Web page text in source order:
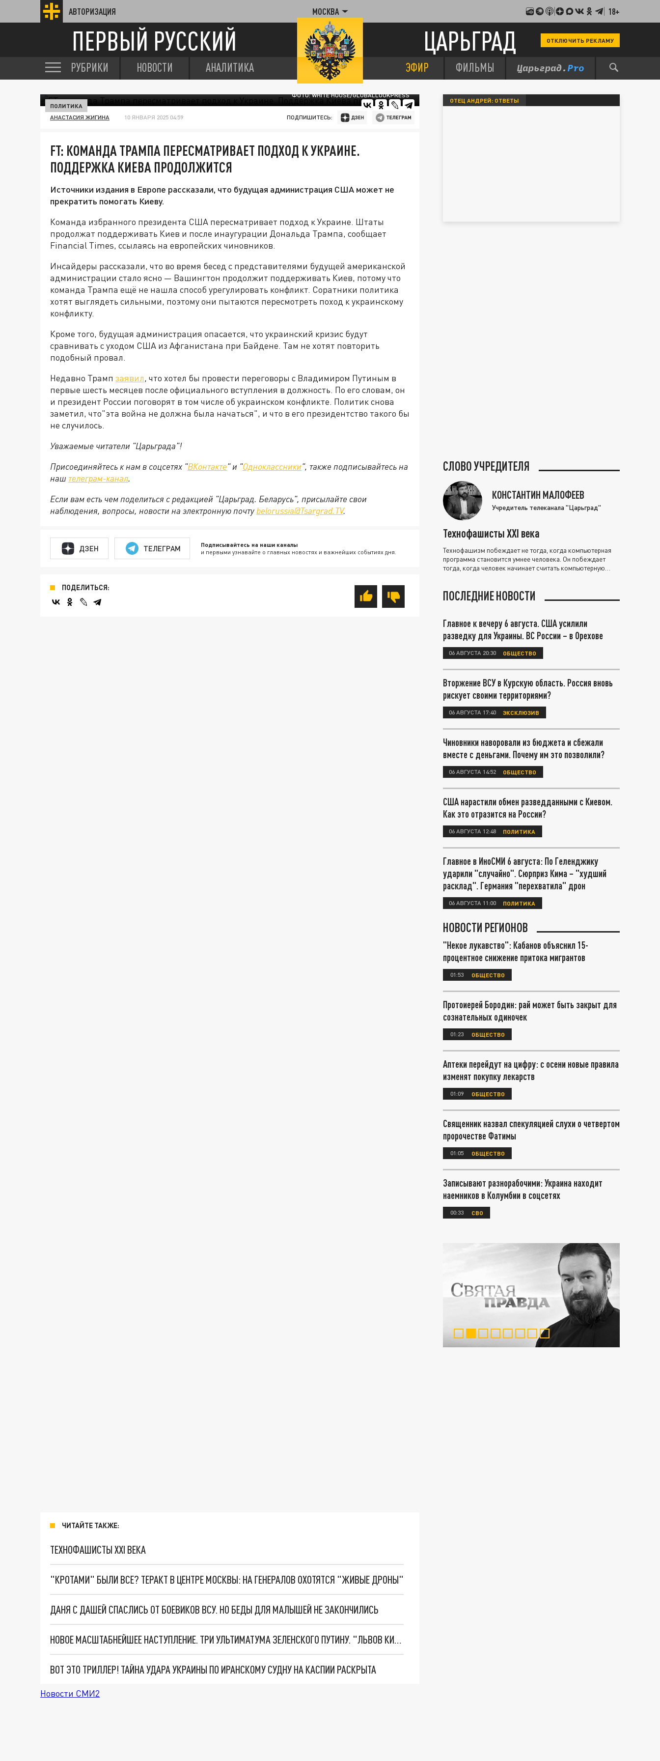
АВТОРИЗАЦИЯ МОСКВА 18+
ПЕРВЫЙ РУССКИЙ ЦАРЬГРАД ОТКЛЮЧИТЬ РЕКЛАМУ
РУБРИКИ НОВОСТИ АНАЛИТИКА ЭФИР ФИЛЬМЫ
ФОТО: WHITE HOUSE/GLOBALLOOKPRESS
ПОЛИТИКА
АНАСТАСИЯ ЖИГИНА 10 ЯНВАРЯ 2025 04:59 ПОДПИШИТЕСЬ:
FT: КОМАНДА ТРАМПА ПЕРЕСМАТРИВАЕТ ПОДХОД К УКРАИНЕ.
ПОДДЕРЖКА КИЕВА ПРОДОЛЖИТСЯ
Источники издания в Европе рассказали, что будущая администрация США может не
прекратить помогать Киеву.
Команда избранного президента США пересматривает подход к Украине. Штаты
продолжат поддерживать Киев и после инаугурации Дональда Трампа, сообщает
Financial Times, ссылаясь на европейских чиновников.
Инсайдеры рассказали, что во время бесед с представителями будущей американской
администрации стало ясно — Вашингтон продолжит поддерживать Киев, потому что
команда Трампа ещё не нашла способ урегулировать конфликт. Соратники политика
хотят выглядеть сильными, поэтому они пытаются пересмотреть поход к украинскому
конфликту.
Кроме того, будущая администрация опасается, что украинский кризис будут
сравнивать с уходом США из Афганистана при Байдене. Там не хотят повторить
подобный провал.
Недавно Трамп заявил, что хотел бы провести переговоры с Владимиром Путиным в
первые шесть месяцев после официального вступления в должность. По его словам, он
и президент России поговорят в том числе об украинском конфликте. Политик снова
заметил, что"эта война не должна была начаться", и что в его президентство такого бы
не случилось.
Уважаемые читатели "Царьграда"!
Присоединяйтесь к нам в соцсетях "ВКонтакте" и "Одноклассники", также подписывайтесь на
наш телеграм-канал.
Если вам есть чем поделиться с редакцией "Царьград. Беларусь", присылайте свои
наблюдения, вопросы, новости на электронную почту belorussia@Tsargrad.TV.
ДЗЕН ТЕЛЕГРАМ Подписывайтесь на наши каналы
и первыми узнавайте о главных новостях и важнейших событиях дня.
ПОДЕЛИТЬСЯ:
ЧИТАЙТЕ ТАКЖЕ:
ТЕХНОФАШИСТЫ XXI ВЕКА
"КРОТАМИ" БЫЛИ ВСЕ? ТЕРАКТ В ЦЕНТРЕ МОСКВЫ: НА ГЕНЕРАЛОВ ОХОТЯТСЯ "ЖИВЫЕ ДРОНЫ"
ДАНЯ С ДАШЕЙ СПАСЛИСЬ ОТ БОЕВИКОВ ВСУ. НО БЕДЫ ДЛЯ МАЛЫШЕЙ НЕ ЗАКОНЧИЛИСЬ
НОВОЕ МАСШТАБНЕЙШЕЕ НАСТУПЛЕНИЕ. ТРИ УЛЬТИМАТУМА ЗЕЛЕНСКОГО ПУТИНУ. "ЛЬВОВ КИМА" ПОСТАВЯТ НА ПВО? ГЛОБАЛЬНЫЙ ПРОРЫВ ПОД ЗАПОРОЖЬЕМ
ВОТ ЭТО ТРИЛЛЕР! ТАЙНА УДАРА УКРАИНЫ ПО ИРАНСКОМУ СУДНУ НА КАСПИИ РАСКРЫТА
Новости СМИ2
ОТЕЦ АНДРЕЙ: ОТВЕТЫ
СЛОВО УЧРЕДИТЕЛЯ
КОНСТАНТИН МАЛОФЕЕВ
Учредитель телеканала "Царьград"
Технофашисты XXI века
Технофашизм побеждает не тогда, когда компьютерная
программа становится умнее человека. Он побеждает
тогда, когда человек начинает считать компьютерную
ПОСЛЕДНИЕ НОВОСТИ
Главное к вечеру 6 августа. США усилили
разведку для Украины. ВС России – в Орехове
06 АВГУСТА 20:30 ОБЩЕСТВО
Вторжение ВСУ в Курскую область. Россия вновь
рискует своими территориями?
06 АВГУСТА 17:40 ЭКСКЛЮЗИВ
Чиновники наворовали из бюджета и сбежали
вместе с деньгами. Почему им это позволили?
06 АВГУСТА 14:52 ОБЩЕСТВО
США нарастили обмен разведданными с Киевом.
Как это отразится на России?
06 АВГУСТА 12:48 ПОЛИТИКА
Главное в ИноСМИ 6 августа: По Геленджику
ударили "случайно". Сюрприз Кима – "худший
расклад". Германия "перехватила" дрон
06 АВГУСТА 11:00 ПОЛИТИКА
НОВОСТИ РЕГИОНОВ
"Некое лукавство": Кабанов объяснил 15-
процентное снижение притока мигрантов
01:53 ОБЩЕСТВО
Протоиерей Бородин: рай может быть закрыт для
сознательных одиночек
01:23 ОБЩЕСТВО
Аптеки перейдут на цифру: с осени новые правила
изменят покупку лекарств
01:09 ОБЩЕСТВО
Священник назвал спекуляцией слухи о четвертом
пророчестве Фатимы
01:05 ОБЩЕСТВО
Записывают разнорабочими: Украина находит
наемников в Колумбии в соцсетях
00:33 СВО